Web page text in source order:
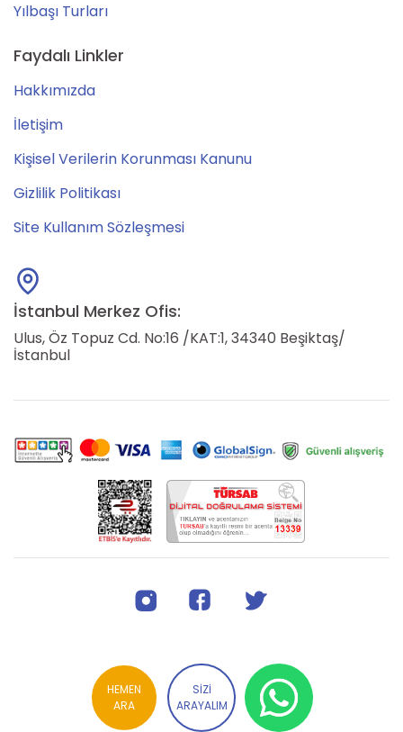
Yılbaşı Turları
Faydalı Linkler
Hakkımızda
İletişim
Kişisel Verilerin Korunması Kanunu
Gizlilik Politikası
Site Kullanım Sözleşmesi
İstanbul Merkez Ofis:
Ulus, Öz Topuz Cd. No:16 /KAT:1, 34340 Beşiktaş/
İstanbul
HEMEN
ARA
SİZİ
ARAYALIM